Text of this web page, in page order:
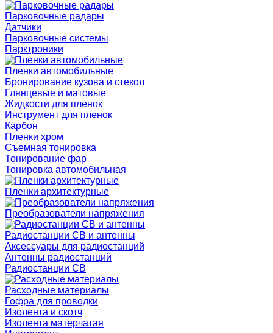
Парковочные радары
Датчики
Парковочные системы
Парктроники
Пленки автомобильные
Бронирование кузова и стекол
Глянцевые и матовые
Жидкости для пленок
Инструмент для пленок
Карбон
Пленки хром
Съемная тонировка
Тонирование фар
Тонировка автомобильная
Пленки архитектурные
Преобразователи напряжения
Радиостанции CB и антенны
Аксессуары для радиостанций
Антенны радиостанций
Радиостанции CB
Расходные материалы
Гофра для проводки
Изолента и скотч
Изолента матерчатая